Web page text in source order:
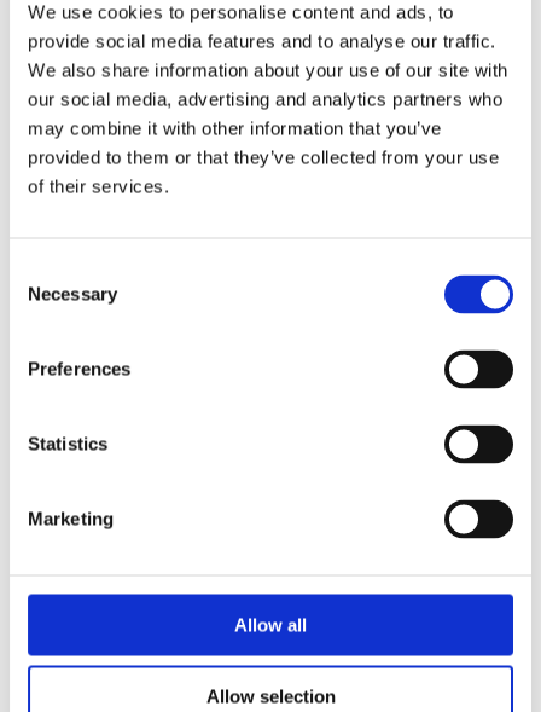
We use cookies to personalise content and ads, to
provide social media features and to analyse our traffic.
We also share information about your use of our site with
our social media, advertising and analytics partners who
may combine it with other information that you’ve
provided to them or that they’ve collected from your use
of their services.
Selection
Necessary
Preferences
Statistics
Marketing
Allow all
Allow selection